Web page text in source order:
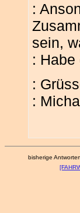
:
sein,
:
:
:
bisherige